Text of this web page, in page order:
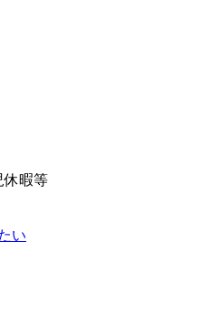
休暇等
い